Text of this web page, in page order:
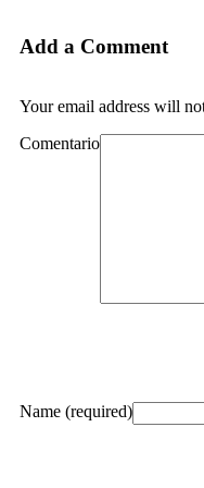
Add a Comment
Your email address will
Name (required)
Comentario